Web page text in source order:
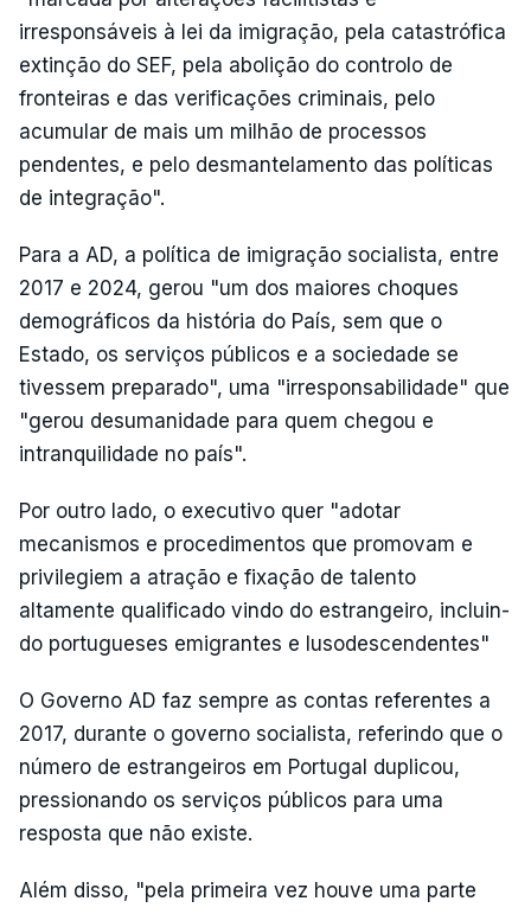
irresponsáveis à lei da imigra­ção, pela catastrófica
extinção do SEF, pela abolição do controlo de
fronteiras e das verificações criminais, pelo
acumular de mais um milhão de processos
pendentes, e pelo desmantelamento das políticas
de integração".
Para a AD, a política de imigração socialista, entre
2017 e 2024, gerou "um dos maiores cho­ques
demográficos da história do País, sem que o
Estado, os serviços públicos e a sociedade se
tivessem preparado", uma "irresponsabilidade" que
"gerou desumanidade para quem chegou e
intranquilidade no país".
Por outro lado, o executivo quer "adotar
mecanismos e procedimentos que promovam e
privilegiem a atra­ção e fixação de talento
altamente qualificado vindo do estrangeiro, incluin­
do portugueses emigrantes e lusodescendentes"
O Governo AD faz sempre as contas referentes a
2017, durante o governo socialista, referindo que o
número de estrangeiros em Portugal duplicou,
pressionando os serviços públicos para uma
resposta que não existe.
Além disso, "pela primeira vez houve uma parte